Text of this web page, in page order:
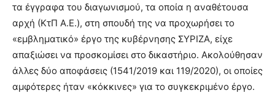
τα έγγραφα του διαγωνισμού, τα οποία η αναθέτουσα
αρχή (ΚτΠ Α.Ε.), στη σπουδή της να προχωρήσει το
«εμβληματικό» έργο της κυβέρνησης ΣΥΡΙΖΑ, είχε
απαξιώσει να προσκομίσει στο δικαστήριο. Ακολούθησαν
άλλες δύο αποφάσεις (1541/2019 και 119/2020), οι οποίες
αμφότερες ήταν «κόκκινες» για το συγκεκριμένο έργο.